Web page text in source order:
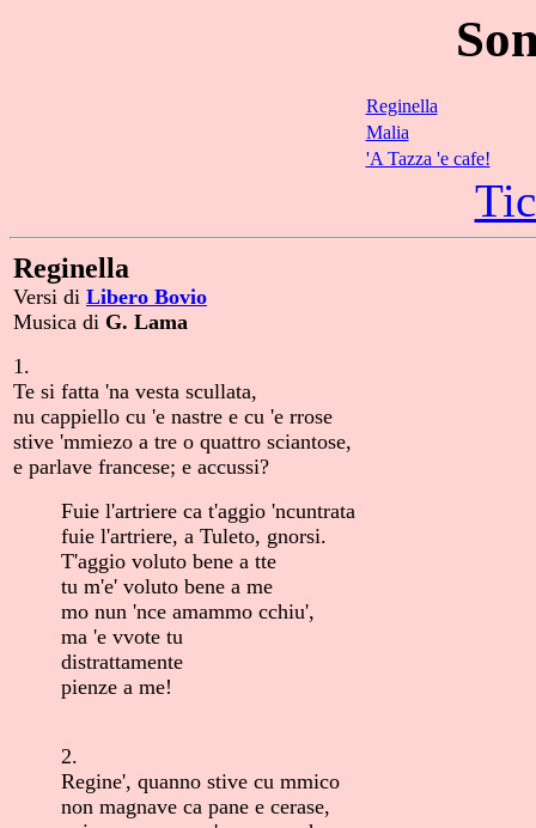
Reginella
Malia
'A Tazza 'e cafe!
Reginella
Versi di Libero Bovio
Musica di G. Lama
1.
Te si fatta 'na vesta scullata,
nu cappiello cu 'e nastre e cu 'e rrose
stive 'mmiezo a tre o quattro sciantose,
e parlave francese; e accussi?
Fuie l'artriere ca t'aggio 'ncuntrata
fuie l'artriere, a Tuleto, gnorsi.
T'aggio voluto bene a tte
tu m'e' voluto bene a me
mo nun 'nce amammo cchiu',
ma 'e vvote tu
distrattamente
pienze a me!
2.
Regine', quanno stive cu mmico
non magnave ca pane e cerase,